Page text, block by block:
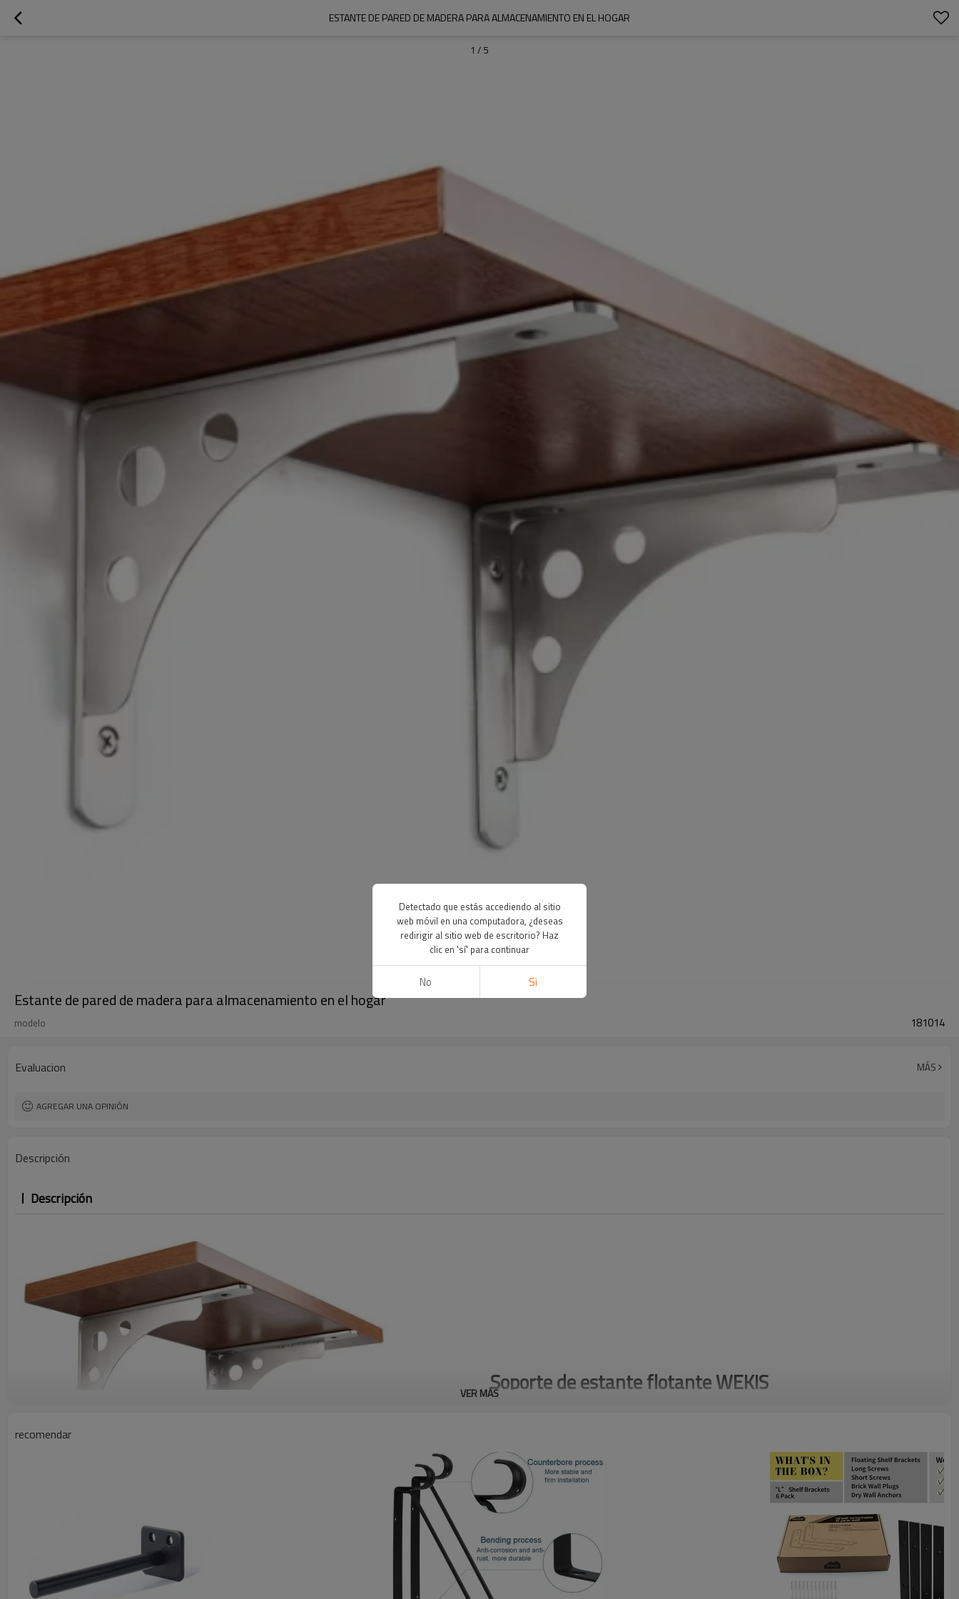
ESTANTE DE PARED DE MADERA PARA ALMACENAMIENTO EN EL HOGAR
1 / 5
Estante de pared de madera para almacenamiento en el hogar
modelo 181014
Evaluacion MÁS
AGREGAR UNA OPINIÓN
Descripción
Descripción
Soporte de estante flotante WEKIS
sólido y miden 1/5 de pulgada de espesor para mejorar la estabilidad y el soporte. El diseño de
metal negro invisible oculto agrega un toque elegante a la configuración de su estantería.
Nuestros confiables soportes de hardware para estantes flotantes garantizan una instalación
segura para sus estantes. Actualice sus soluciones de almacenamiento con estos versátiles
soportes en L para estantes y disfrute de un espacio elegante y organizado.
VER MÁS
recomendar
Detectado que estás accediendo al sitio
web móvil en una computadora, ¿deseas
redirigir al sitio web de escritorio? Haz
clic en 'sí' para continuar
No Si